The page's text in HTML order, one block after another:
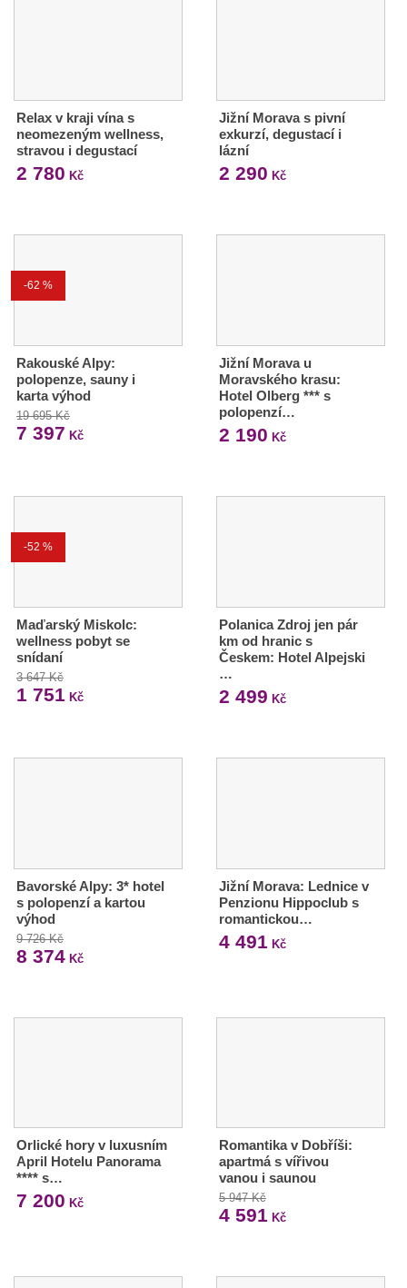
Relax v kraji vína s
neomezeným wellness,
stravou i degustací
2 780 Kč
Jižní Morava s pivní
exkurzí, degustací i
lázní
2 290 Kč
-62 %
Rakouské Alpy:
polopenze, sauny i
karta výhod
19 695 Kč
7 397 Kč
Jižní Morava u
Moravského krasu:
Hotel Olberg *** s
polopenzí…
2 190 Kč
-52 %
Maďarský Miskolc:
wellness pobyt se
snídaní
3 647 Kč
1 751 Kč
Polanica Zdroj jen pár
km od hranic s
Českem: Hotel Alpejski
…
2 499 Kč
Bavorské Alpy: 3* hotel
s polopenzí a kartou
výhod
9 726 Kč
8 374 Kč
Jižní Morava: Lednice v
Penzionu Hippoclub s
romantickou…
4 491 Kč
Orlické hory v luxusním
April Hotelu Panorama
**** s…
7 200 Kč
Romantika v Dobříši:
apartmá s vířivou
vanou i saunou
5 947 Kč
4 591 Kč